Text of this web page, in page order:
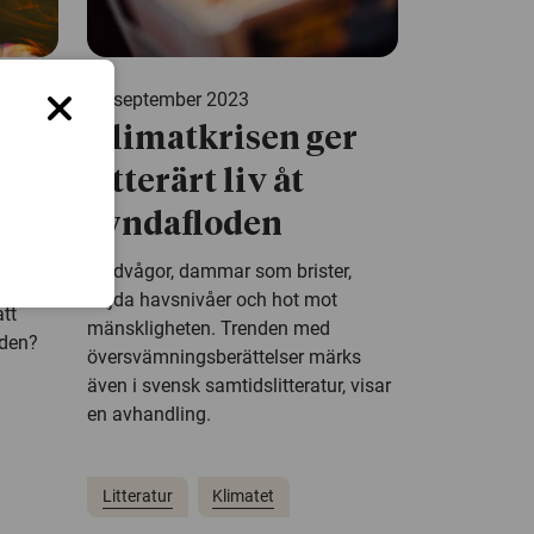
11 september 2023
Klimatkrisen ger
litterärt liv åt
syndafloden
Flodvågor, dammar som brister,
höjda havsnivåer och hot mot
mänskligheten. Trenden med
översvämningsberättelser märks
även i svensk samtidslitteratur, visar
en avhandling.
Litteratur Klimatet